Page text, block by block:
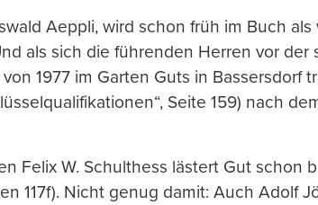
Aeppli, wird schon früh im Buch als
als sich die führenden Herren vor der
1977 im Garten Guts in Bassersdorf
Seite 159) nach
Felix W. Schulthess lästert Gut schon
117f). Nicht genug damit: Auch Adolf